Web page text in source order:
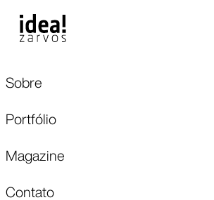
Sobre
Portfólio
Magazine
Contato